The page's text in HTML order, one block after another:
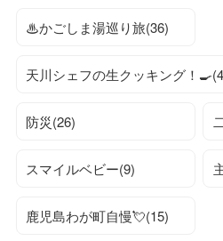
♨かごしま湯巡り旅(36)
天川シェフの生クッキング！
防災(26)
スマイルベビー(9)
鹿児島わが町自慢💘(15)